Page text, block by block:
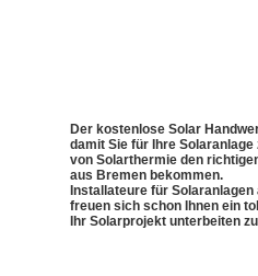
Der kostenlose Solar
damit Sie für Ihre Solaranlage
von Solarthermie den
aus Bremen bekommen.
Installateure für
freuen sich schon Ihnen ein
Ihr Solarprojekt unterbeiten